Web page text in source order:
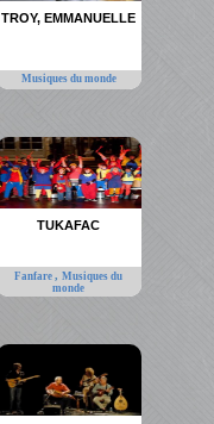
TROY, EMMANUELLE
Musiques du monde
TUKAFAC
Fanfare,Musiques du
monde